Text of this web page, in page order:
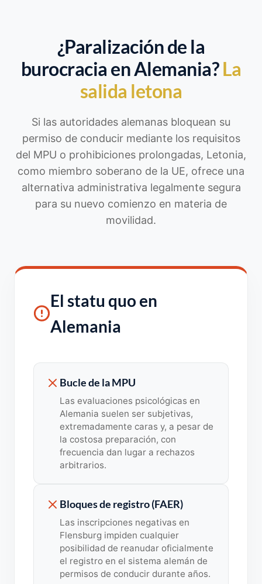
¿Paralización de la
burocracia en Alemania?La
salida letona
Si las autoridades alemanas bloquean su
permiso de conducir mediante los requisitos
del MPU o prohibiciones prolongadas, Letonia,
como miembro soberano de la UE, ofrece una
alternativa administrativa legalmente segura
para su nuevo comienzo en materia de
movilidad.
El statu quo en
Alemania
Bucle de la MPU
Las evaluaciones psicológicas en
Alemania suelen ser subjetivas,
extremadamente caras y, a pesar de
la costosa preparación, con
frecuencia dan lugar a rechazos
arbitrarios.
Bloques de registro (FAER)
Las inscripciones negativas en
Flensburg impiden cualquier
posibilidad de reanudar oficialmente
el registro en el sistema alemán de
permisos de conducir durante años.